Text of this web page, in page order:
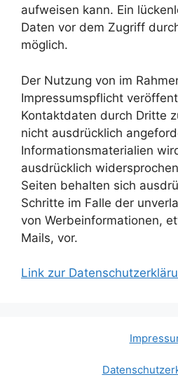
aufweisen kann. Ein
Daten vor dem Zugriff
möglich.
Der Nutzung von im
Impressumspflicht
Kontaktdaten durch Dritte
nicht ausdrücklich
Informationsmaterialien
ausdrücklich
Seiten behalten sich
Schritte im Falle der
von Werbeinformationen,
Mails, vor.
Link zur